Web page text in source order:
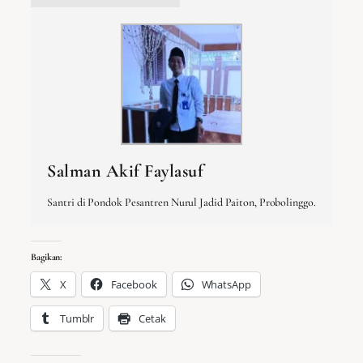
Salman Akif Faylasuf
Santri di Pondok Pesantren Nurul Jadid Paiton, Probolinggo.
Bagikan:
X Facebook WhatsApp
Tumblr Cetak